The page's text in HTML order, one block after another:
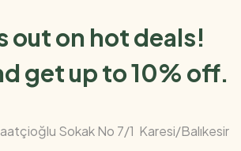
out on hot deals!
get up to 10% off.
Sokak No 7/1 Karesi/Balıkesir